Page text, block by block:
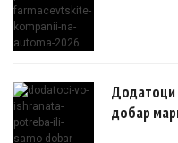
Додатоци
добар